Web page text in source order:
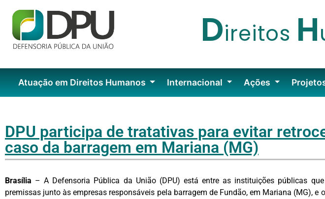
Direitos H
Atuação em Direitos Humanos Internacional Ações
DPU participa de tratativas para evitar
caso da barragem em Mariana (MG)
Brasília – A Defensoria Pública da União (DPU) está entre as instituições públicas
premissas junto às empresas responsáveis pela barragem de Fundão, em Mariana (MG), e